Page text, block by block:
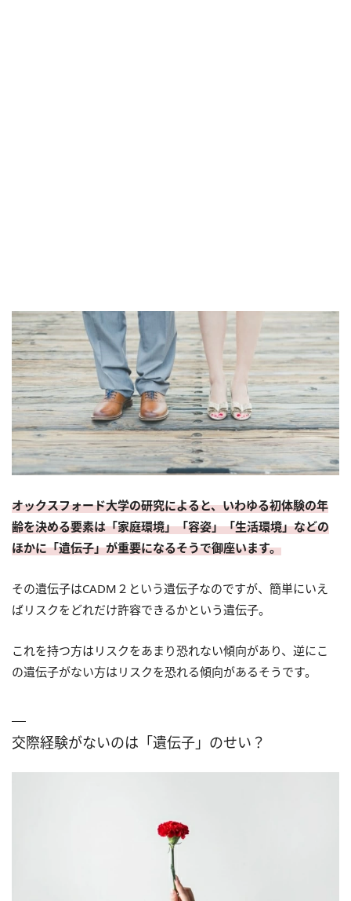
オックスフォード大学の研究によると、いわゆる初体験の年
齢を決める要素は「家庭環境」「容姿」「生活環境」などの
ほかに「遺伝子」が重要になるそうで御座います。
その遺伝子はCADM２という遺伝子なのですが、簡単にいえ
ばリスクをどれだけ許容できるかという遺伝子。
これを持つ方はリスクをあまり恐れない傾向があり、逆にこ
の遺伝子がない方はリスクを恐れる傾向があるそうです。
交際経験がないのは「遺伝子」のせい？